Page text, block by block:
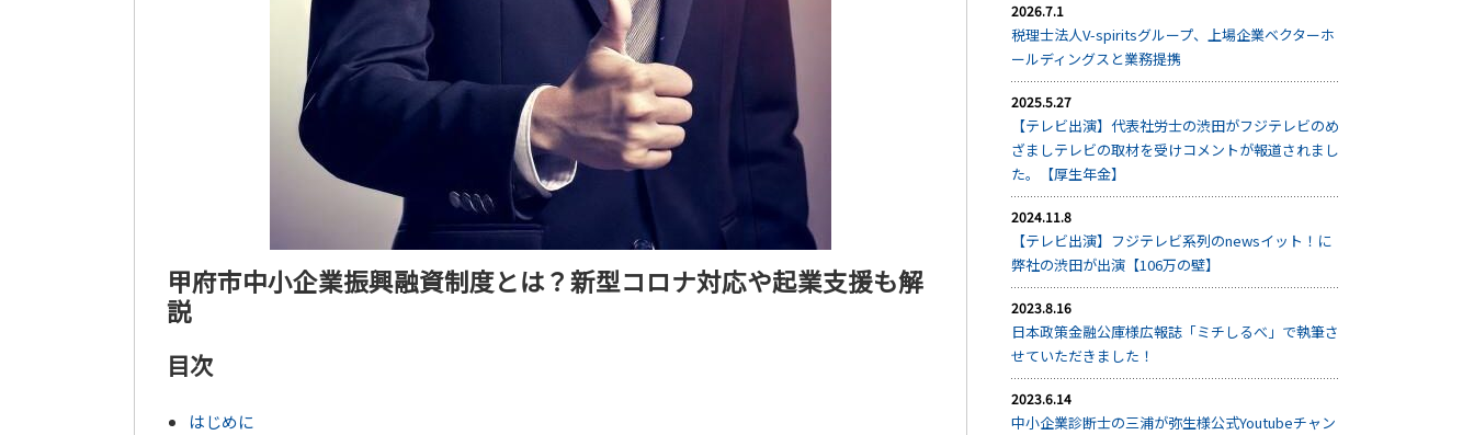
甲府市中小企業振興融資制度とは？新型コロナ対応や起業支援も解
説
目次
はじめに
2026.7.1
税理士法人V-spiritsグループ、上場企業ベクターホ
ールディングスと業務提携
2025.5.27
【テレビ出演】代表社労士の渋田がフジテレビのめ
ざましテレビの取材を受けコメントが報道されまし
た。【厚生年金】
2024.11.8
【テレビ出演】フジテレビ系列のnewsイット！に
弊社の渋田が出演【106万の壁】
2023.8.16
日本政策金融公庫様広報誌「ミチしるべ」で執筆さ
せていただきました！
2023.6.14
中小企業診断士の三浦が弥生様公式Youtubeチャン